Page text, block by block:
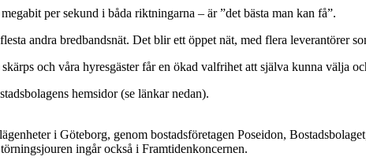
per sekund i båda riktningarna – är ”det bästa man kan få”.
andra bredbandsnät. Det blir ett öppet nät, med flera leverantörer
och våra hyresgäster får en ökad valfrihet att själva kunna välja
hemsidor (se länkar nedan).
i Göteborg, genom bostadsföretagen Poseidon,
ingår också i Framtidenkoncernen.